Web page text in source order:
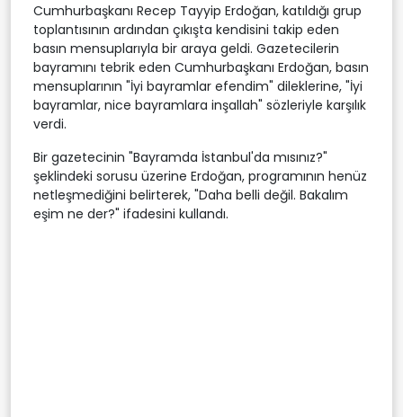
Cumhurbaşkanı Recep Tayyip Erdoğan, katıldığı grup
toplantısının ardından çıkışta kendisini takip eden
basın mensuplarıyla bir araya geldi. Gazetecilerin
bayramını tebrik eden Cumhurbaşkanı Erdoğan, basın
mensuplarının "İyi bayramlar efendim" dileklerine, "İyi
bayramlar, nice bayramlara inşallah" sözleriyle karşılık
verdi.
Bir gazetecinin "Bayramda İstanbul'da mısınız?"
şeklindeki sorusu üzerine Erdoğan, programının henüz
netleşmediğini belirterek, "Daha belli değil. Bakalım
eşim ne der?" ifadesini kullandı.